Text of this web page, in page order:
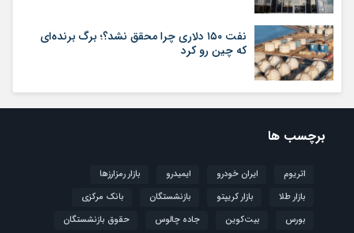
نفت ۱۵۰ دلاری چرا محقق نشد؟؛ برگ برنده‌ای
که چین رو کرد
برچسب ها
اتریوم ایران خودرو ایمیدرو
بازار رمزارزها
بازار طلا
بازار کریپتو بازنشستگان
بانک مرکزی
بورس
بیت‌کوین جاده چالوس
حقوق بازنشستگان